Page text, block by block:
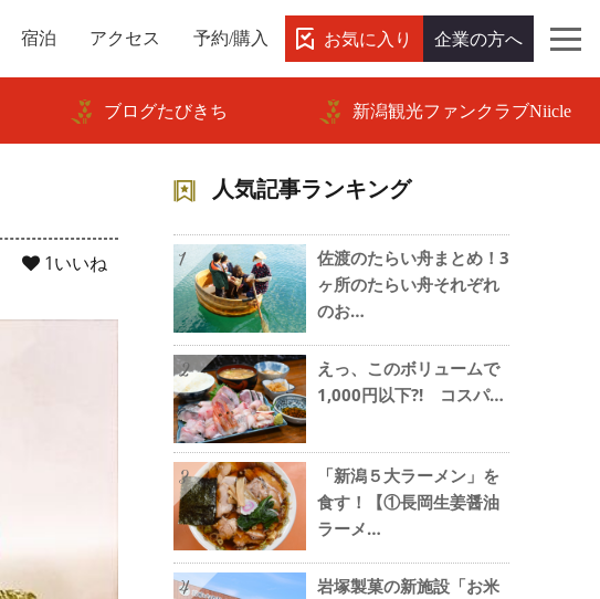
宿泊 アクセス 予約/購入 お気に入り 企業の方へ
ブログたびきち 新潟観光ファンクラブNiicle
1いいね
人気記事ランキング
1
佐渡のたらい舟まとめ！3
ヶ所のたらい舟それぞれ
のお…
2
えっ、このボリュームで
1,000円以下?! コスパ…
3
「新潟５大ラーメン」を
食す！【①長岡生姜醤油
ラーメ…
4
岩塚製菓の新施設「お米